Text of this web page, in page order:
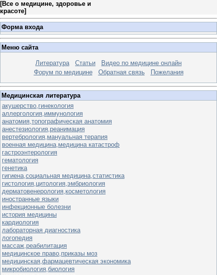
[Все о медицине, здоровье и
красоте]
Форма входа
Меню сайта
Литература Статьи
Видео по медицине онлайн
Форум по медицине
Обратная связь Пожелания
Медицинская литература
акушерство,гинекология
аллергология,иммунология
анатомия,топографическая анатомия
анестезиология,реанимация
вертебрология,мануальная терапия
военная медицина,медицина катастроф
гастроэнтерология
гематология
генетика
гигиена,социальная медицина,статистика
гистология,цитология,эмбриология
дерматовенерология,косметология
иностранные языки
инфекционные болезни
история медицины
кардиология
лабораторная диагностика
логопедия
массаж,реабилитация
медицинское право,приказы моз
медицинская,фармацевтическая экономика
микробиология,биология